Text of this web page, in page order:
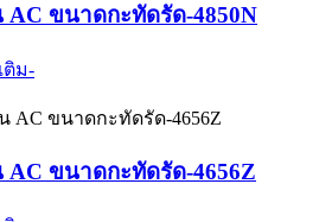
ขนาดกะทัดรัด-4850N
ติม-
ขนาดกะทัดรัด-4656Z